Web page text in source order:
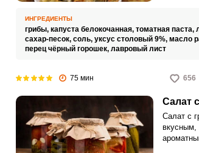
ИНГРЕДИЕНТЫ
грибы, капуста белокочанная, томатная паста,
сахар-песок, соль, уксус столовый 9%, масло
перец чёрный горошек, лавровый лист
75 мин 656
Салат
Салат с
вкусным,